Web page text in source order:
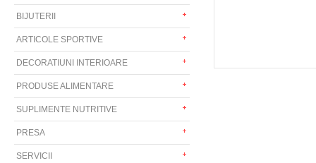
BIJUTERII
ARTICOLE SPORTIVE
DECORATIUNI INTERIOARE
PRODUSE ALIMENTARE
SUPLIMENTE NUTRITIVE
PRESA
SERVICII